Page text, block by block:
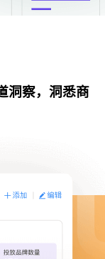
洞察，洞悉商